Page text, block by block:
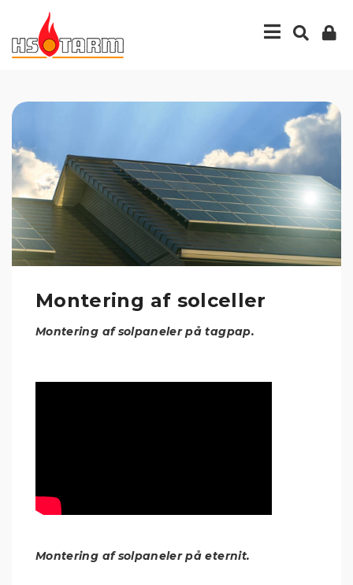
Montering af solceller
Montering af solpaneler på tagpap.
Montering af solpaneler på eternit.